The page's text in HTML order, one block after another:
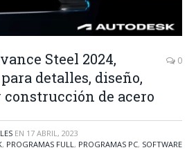
Steel 2024,
detalles, diseño,
de acero
0
EN 17 ABRIL, 2023
, PROGRAMAS FULL, PROGRAMAS PC, SOFTWARE